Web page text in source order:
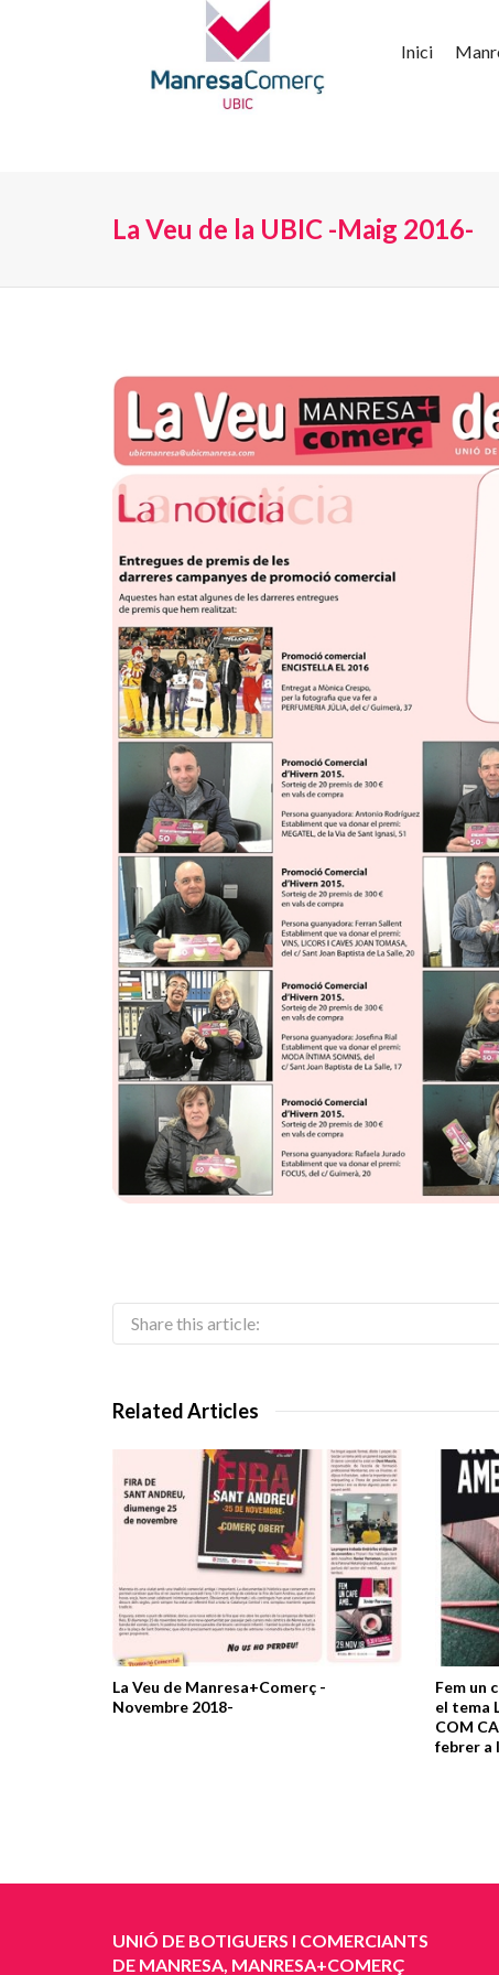
Inici
La Veu de la UBIC -Maig 2016-
Share this article:
Related Articles
La Veu de Manresa+Comerç -
Novembre 2018-
Fem un
el tema
COM
febrer a
UNIÓ DE BOTIGUERS I COMERCIANTS
DE MANRESA, MANRESA+COMERÇ